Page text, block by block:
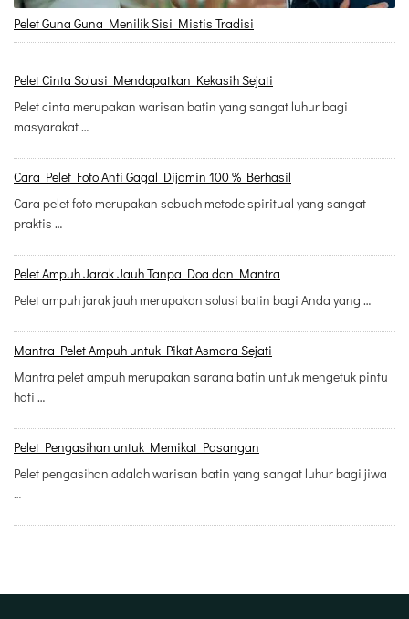
Pelet Guna Guna Menilik Sisi Mistis Tradisi
Pelet Cinta Solusi Mendapatkan Kekasih Sejati
Pelet cinta merupakan warisan batin yang sangat luhur bagi
masyarakat …
Cara Pelet Foto Anti Gagal Dijamin 100 % Berhasil
Cara pelet foto merupakan sebuah metode spiritual yang sangat
praktis …
Pelet Ampuh Jarak Jauh Tanpa Doa dan Mantra
Pelet ampuh jarak jauh merupakan solusi batin bagi Anda yang …
Mantra Pelet Ampuh untuk Pikat Asmara Sejati
Mantra pelet ampuh merupakan sarana batin untuk mengetuk pintu
hati …
Pelet Pengasihan untuk Memikat Pasangan
Pelet pengasihan adalah warisan batin yang sangat luhur bagi jiwa
…